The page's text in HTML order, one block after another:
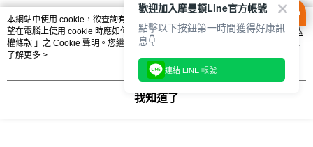
熱門標籤
本網站中使用 cookie，欲查詢有關本網站使用 cookie 方式之詳情，及若您不希
望在電腦上使用 cookie 時應如何變更電腦的 cookie 設定，請參閱本網站「
隱私
權條款 」之 Cookie 聲明。您繼續使用本網站即表示您同意本公司得按本網站使
用條款之 Cookie 聲明使用 cookie。
了解更多 >
我知道了
歡迎加入摩曼頓Line官方帳號
點擊以下按鈕第一時間獲得好康訊
息👇
連結 LINE 帳號